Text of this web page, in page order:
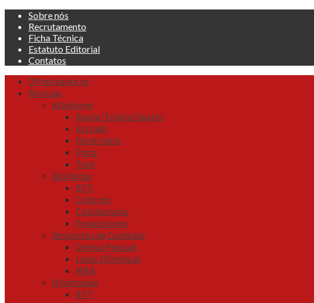
Skip
content
Sobre nós
Recrutamento
Ficha Técnica
Estatuto Editorial
Contatos
Primary
Menu
OPraticante.pt
Noticias
Atletismo
Biatle/Triatlo/Duatlo
Estrada
Paratriatlo
Pista
Trail
Bicicletas
BTT
Ciclismo
Cicloturismo
Paraciclismo
Desportos de Combate
Defesa Pessoal
Lutas Olímpicas
MMA
Orientação
BTT